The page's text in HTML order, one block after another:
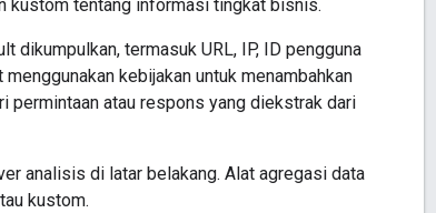
kustom tentang informasi tingkat bisnis.
termasuk URL, IP, ID pengguna
kebijakan untuk menambahkan
permintaan atau respons yang diekstrak dari
analisis di latar belakang. Alat agregasi data
kustom.